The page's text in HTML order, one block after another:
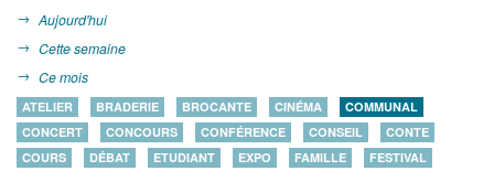
Aujourd'hui
Cette semaine
Ce mois
ATELIER BRADERIE BROCANTE CINÉMA
COMMUNAL
CONCERT
CONCOURS CONFÉRENCE CONSEIL
CONTE
COURS
DÉBAT ETUDIANT EXPO FAMILLE
FESTIVAL